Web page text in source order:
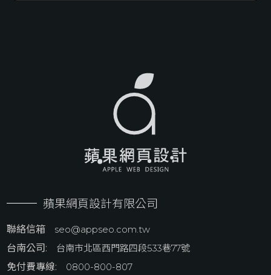
蘋果網頁設計有限公司
聯絡信箱 seo@appseo.com.tw
免付費專線: 0800-800-807
台南公司: 台南市北區西門路四段533巷77號